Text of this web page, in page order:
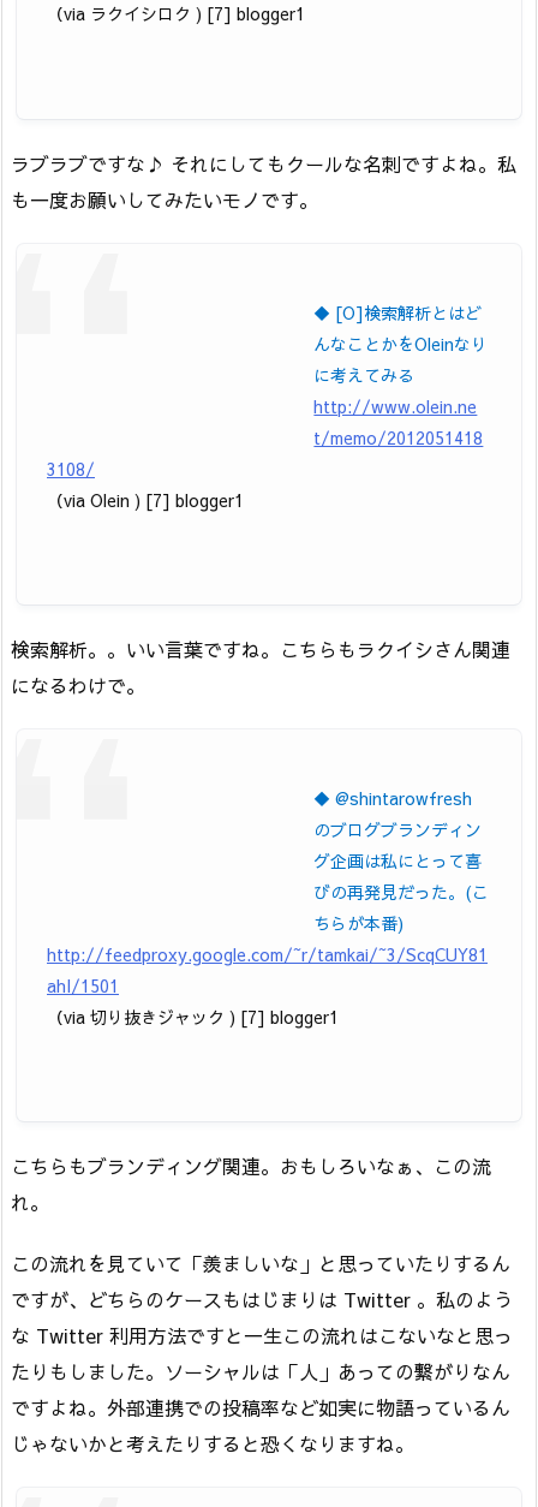
（via ラクイシロク ) [7] blogger1
ラブラブですな♪ それにしてもクールな名刺ですよね。私
も一度お願いしてみたいモノです。
◆ [O]検索解析とはど
んなことかをOleinなり
に考えてみる
http://www.olein.ne
t/memo/2012051418
3108/
（via Olein ) [7] blogger1
検索解析。。いい言葉ですね。こちらもラクイシさん関連
になるわけで。
◆ @shintarowfresh
のブログブランディン
グ企画は私にとって喜
びの再発見だった。(こ
ちらが本番)
http://feedproxy.google.com/~r/tamkai/~3/ScqCUY81
ahI/1501
（via 切り抜きジャック ) [7] blogger1
こちらもブランディング関連。おもしろいなぁ、この流
れ。
この流れを見ていて「羨ましいな」と思っていたりするん
ですが、どちらのケースもはじまりは Twitter 。私のよう
な Twitter 利用方法ですと一生この流れはこないなと思っ
たりもしました。ソーシャルは「人」あっての繋がりなん
ですよね。外部連携での投稿率など如実に物語っているん
じゃないかと考えたりすると恐くなりますね。